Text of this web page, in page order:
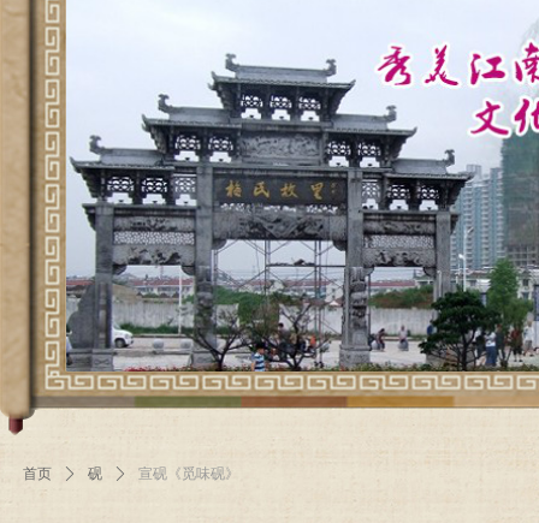
首页 ꄲ 砚 ꄲ 宣砚《觅味砚》